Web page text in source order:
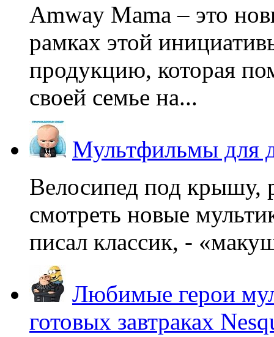
Amway Mama – это
рамках этой
продукцию, которая
своей семье на...
Мультфильмы для
Велосипед под крышу,
смотреть новые
писал классик, -
Любимые герои
готовых завтраках